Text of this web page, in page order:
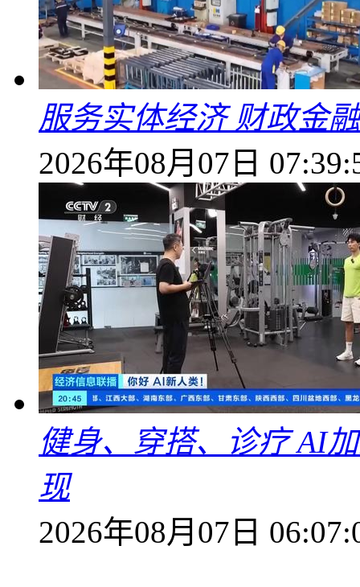
服务实体经济 财政金
2026年08月07日
健身、穿搭、诊疗 AI
现
2026年08月07日